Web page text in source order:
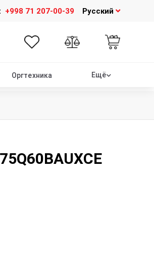
+998 71 207-00-39 Русский
Оргтехника Ещё